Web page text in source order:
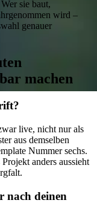
Webseiten
Woran du
erkennst
sie baut,
wird –
genauer
machen
live, nicht nur als
aus demselben
Nummer sechs.
anders aussieht
nach deinen